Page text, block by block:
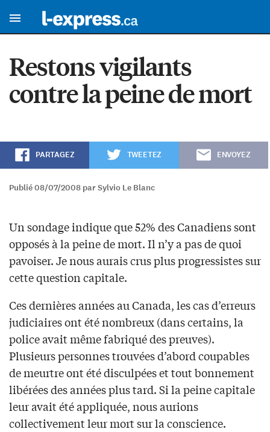
Restons vigilants
contre la peine de mort
PARTAGEZ TWEETEZ ENVOYEZ
Publié 08/07/2008 par Sylvio Le Blanc
Un sondage indique que 52% des Canadiens sont
opposés à la peine de mort. Il n’y a pas de quoi
pavoiser. Je nous aurais crus plus progressistes sur
cette question capitale.
Ces dernières années au Canada, les cas d’erreurs
judiciaires ont été nombreux (dans certains, la
police avait même fabriqué des preuves).
Plusieurs personnes trouvées d’abord coupables
de meurtre ont été disculpées et tout bonnement
libérées des années plus tard. Si la peine capitale
leur avait été appliquée, nous aurions
collectivement leur mort sur la conscience.